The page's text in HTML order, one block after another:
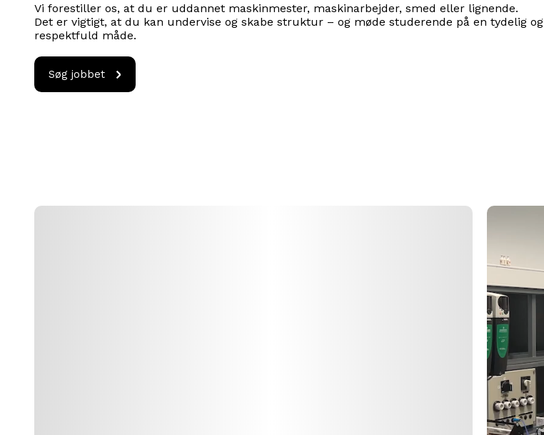
Vi forestiller os, at du er uddannet maskinmester, maskinarbejder, smed eller lignende.
Det er vigtigt, at du kan undervise og skabe struktur – og møde studerende på en tydelig og
respektfuld måde.
Søg jobbet
Søg
jobbet